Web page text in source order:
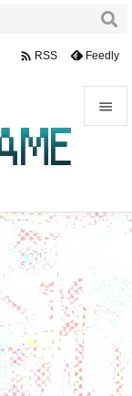

サイド

次へ

検索
 RSS Feedly